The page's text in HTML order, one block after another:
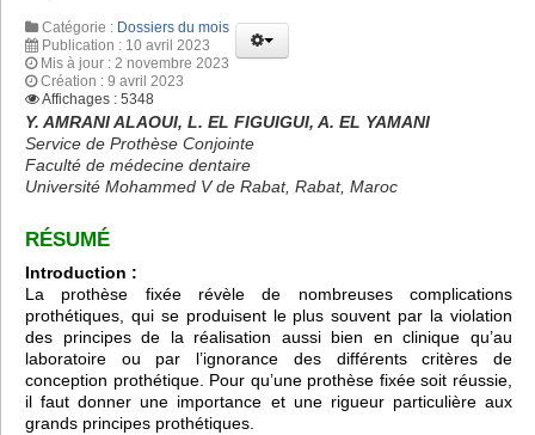
Catégorie : Dossiers du mois
Publication : 10 avril 2023
Mis à jour : 2 novembre 2023
Création : 9 avril 2023
Affichages : 5348
Y. AMRANI ALAOUI, L. EL FIGUIGUI, A. EL YAMANI
Service de Prothèse Conjointe
Faculté de médecine dentaire
Université Mohammed V de Rabat, Rabat, Maroc
RÉSUMÉ
Introduction :
La prothèse fixée révèle de nombreuses complications
prothétiques, qui se produisent le plus souvent par la violation
des principes de la réalisation aussi bien en clinique qu’au
laboratoire ou par l’ignorance des différents critères de
conception prothétique. Pour qu’une prothèse fixée soit réussie,
il faut donner une importance et une rigueur particulière aux
grands principes prothétiques.